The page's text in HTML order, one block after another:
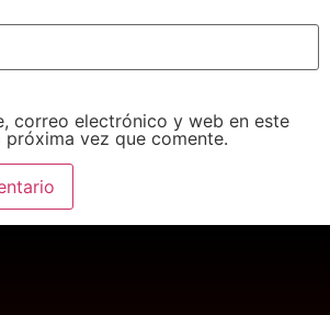
correo electrónico y web en este
vez que comente.